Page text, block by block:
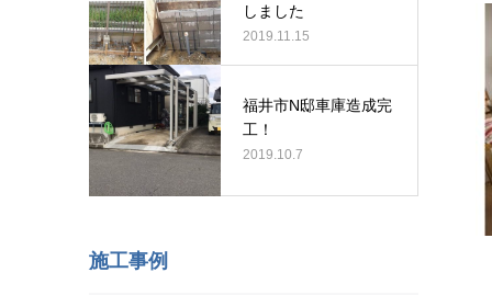
しました
2019.11.15
福井市N邸車庫造成完
工！
2019.10.7
施工事例